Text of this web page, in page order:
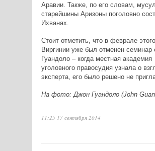
Аравии. Также, по его словам,
старейшины Аризоны поголовно
Ихванах.
Стоит отметить, что в феврале
Виргинии уже был отменен семинар
Гуандоло – когда местная академия
уголовного правосудия узнала о
эксперта, его было решено не
На фото: Джон Гуандоло (John
11:25 17 сентября 2014